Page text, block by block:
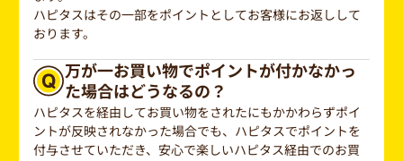
ハピタスはその一部をポイントとしてお客様にお返しして
おります。
万が一お買い物でポイントが付かなかっ
た場合はどうなるの？
ハピタスを経由してお買い物をされたにもかかわらずポイ
ントが反映されなかった場合でも、ハピタスでポイントを
付与させていただき、安心で楽しいハピタス経由でのお買